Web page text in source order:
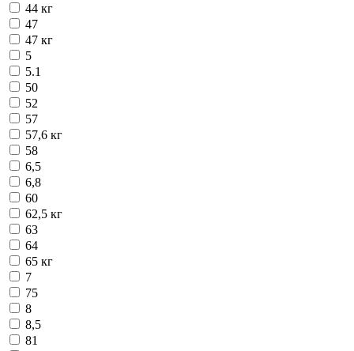
44 кг
47
47 кг
5
5.1
50
52
57
57,6 кг
58
6,5
6,8
60
62,5 кг
63
64
65 кг
7
75
8
8,5
81